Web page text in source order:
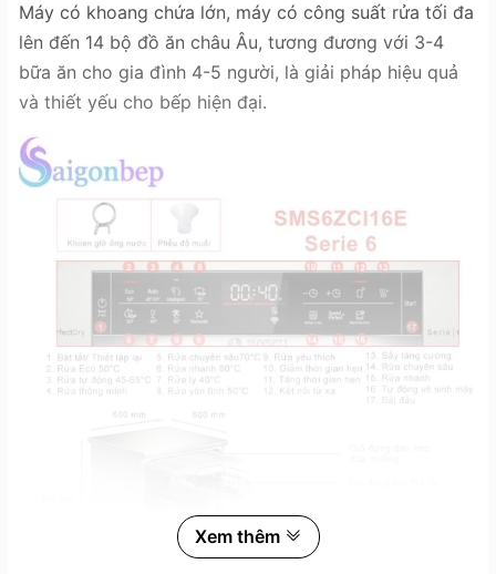
Máy có khoang chứa lớn, máy có công suất rửa tối đa
lên đến 14 bộ đồ ăn châu Âu, tương đương với 3-4
bữa ăn cho gia đình 4-5 người, là giải pháp hiệu quả
và thiết yếu cho bếp hiện đại.
Xem thêm